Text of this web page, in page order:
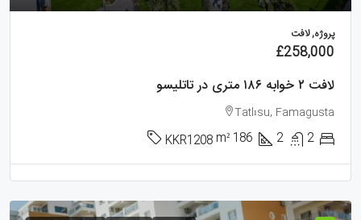
پروژه, لافت
£258,000
لافت ۲ خوابه ۱۸۶ متری در تاتلیسو
Tatlısu, Famagusta
2
2
186
m²
KKR1208